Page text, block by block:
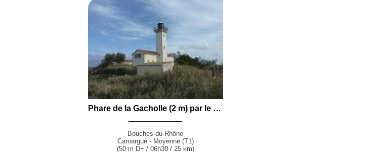
Phare de la Gacholle (2 m) par le Pertuis de la Fourcade, le Pertuis de Rousty et la Digue à la Mer depuis les Saintes-Maries-de-la-Mer
Bouches-du-Rhône
Camargue - Moyenne (T1)
(50 m D+ / 06h30 / 25 km)